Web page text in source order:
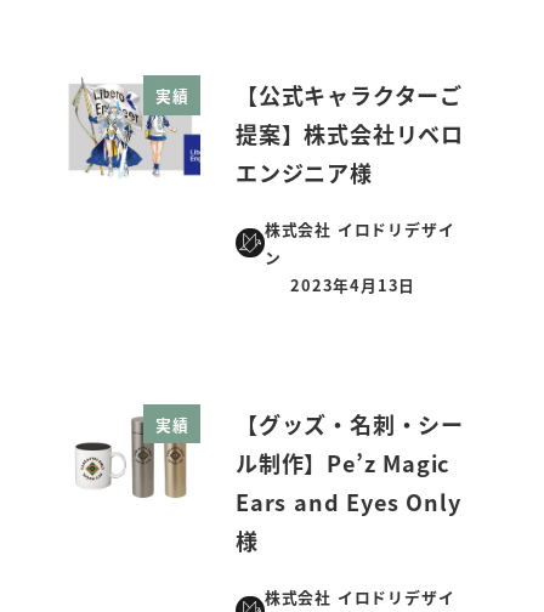
実績
【公式キャラクターご
提案】株式会社リベロ
エンジニア様
株式会社 イロドリデザイ
ン
投稿日
2023年4月13日
実績
【グッズ・名刺・シー
ル制作】Pe’z Magic
Ears and Eyes Only
様
株式会社 イロドリデザイ